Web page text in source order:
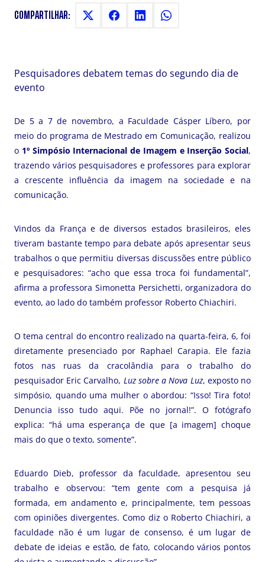
COMPARTILHAR:
Pesquisadores debatem temas do segundo dia de
evento
De 5 a 7 de novembro, a Faculdade Cásper Líbero, por
meio do programa de Mestrado em Comunicação, realizou
o 1º Simpósio Internacional de Imagem e Inserção Social,
trazendo vários pesquisadores e professores para explorar
a crescente influência da imagem na sociedade e na
comunicação.
Vindos da França e de diversos estados brasileiros, eles
tiveram bastante tempo para debate após apresentar seus
trabalhos o que permitiu diversas discussões entre público
e pesquisadores: “acho que essa troca foi fundamental”,
afirma a professora Simonetta Persichetti, organizadora do
evento, ao lado do também professor Roberto Chiachiri.
O tema central do encontro realizado na quarta-feira, 6, foi
diretamente presenciado por Raphael Carapia. Ele fazia
fotos nas ruas da cracolândia para o trabalho do
pesquisador Eric Carvalho, Luz sobre a Nova Luz, exposto no
simpósio, quando uma mulher o abordou: “Isso! Tira foto!
Denuncia isso tudo aqui. Põe no jornal!”. O fotógrafo
explica: “há uma esperança de que [a imagem] choque
mais do que o texto, somente”.
Eduardo Dieb, professor da faculdade, apresentou seu
trabalho e observou: “tem gente com a pesquisa já
formada, em andamento e, principalmente, tem pessoas
com opiniões divergentes. Como diz o Roberto Chiachiri, a
faculdade não é um lugar de consenso, é um lugar de
debate de ideias e estão, de fato, colocando vários pontos